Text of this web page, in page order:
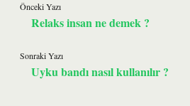
Önceki Yazı
Relaks insan ne demek ?
Sonraki Yazı
Uyku bandı nasıl kullanılır ?